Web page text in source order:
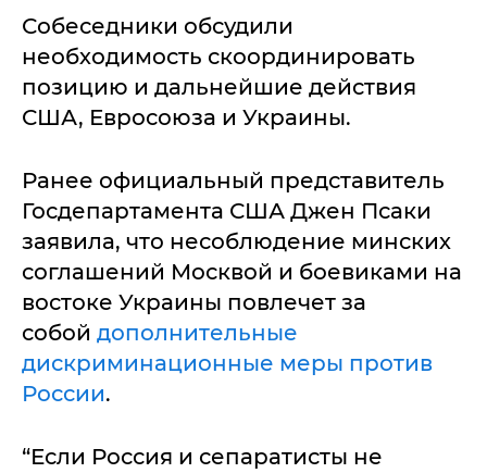
Собеседники обсудили
необходимость скоординировать
позицию и дальнейшие действия
США, Евросоюза и Украины.
Ранее официальный представитель
Госдепартамента США Джен Псаки
заявила, что несоблюдение минских
соглашений Москвой и боевиками на
востоке Украины повлечет за
собой дополнительные
дискриминационные меры против
России.
“Если Россия и сепаратисты не